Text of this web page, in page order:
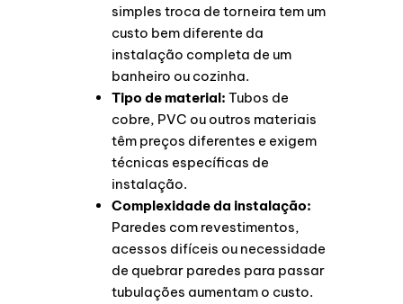
simples troca de torneira tem um
custo bem diferente da
instalação completa de um
banheiro ou cozinha.
Tipo de material: Tubos de
cobre, PVC ou outros materiais
têm preços diferentes e exigem
técnicas específicas de
instalação.
Complexidade da instalação:
Paredes com revestimentos,
acessos difíceis ou necessidade
de quebrar paredes para passar
tubulações aumentam o custo.